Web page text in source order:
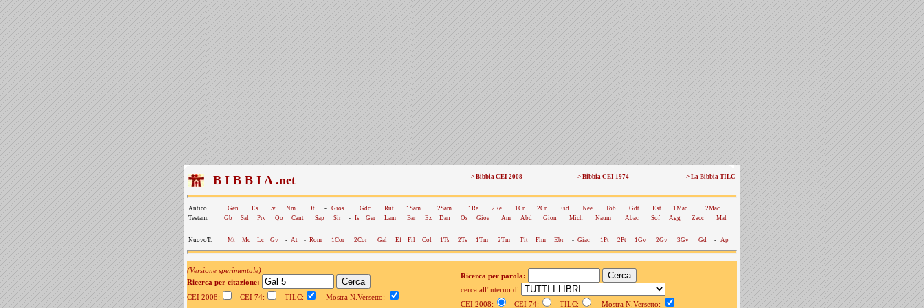
B I B B I A .net > Bibbia CEI 2008 > Bibbia CEI 1974 > La Bibbia TILC
Antico Gen Es Lv Nm Dt - Gios Gdc Rut 1Sam 2Sam 1Re 2Re 1Cr 2Cr Esd Nee Tob Gdt Est 1Mac
2Mac
Testam.
Gb Sal Prv Qo Cant Sap Sir - Is Ger Lam Bar Ez Dan Os Gioe Am Abd Gion Mich Naum Abac Sof Agg Zacc Mal
NuovoT. Mt Mc Lc Gv - At - Rom 1Cor 2Cor Gal Ef Fil Col 1Ts 2Ts 1Tm 2Tm Tit Flm Ebr - Giac 1Pt 2Pt 1Gv 2Gv 3Gv Gd - Ap
(Versione sperimentale)
Ricerca per citazione:
CEI 2008:
CEI 74: TILC: Mostra N.Versetto:
Ricerca per parola:
cerca all'interno di
CEI 2008:
CEI 74: TILC: Mostra N.Versetto: